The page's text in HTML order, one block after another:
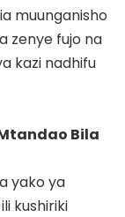
muunganisho
zenye fujo na
kazi nadhifu
Bila
yako ya
kushiriki